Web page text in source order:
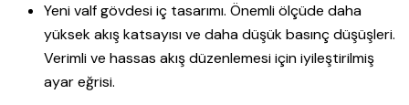
Yeni valf gövdesi iç tasarımı. Önemli ölçüde daha
yüksek akış katsayısı ve daha düşük basınç düşüşleri.
Verimli ve hassas akış düzenlemesi için iyileştirilmiş
ayar eğrisi.